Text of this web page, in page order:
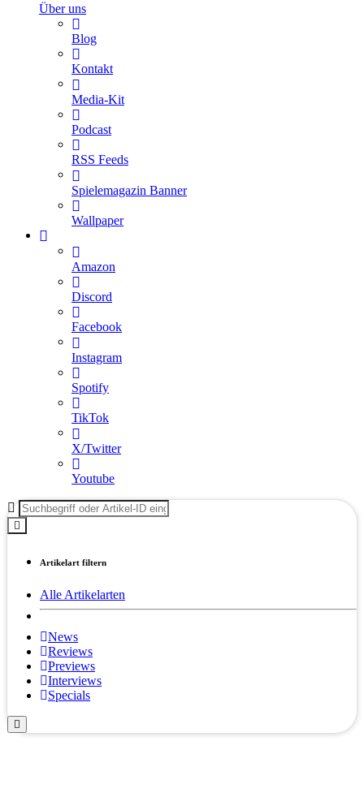
Über uns
Blog
Kontakt
Media-Kit
Podcast
RSS Feeds
Spielemagazin Banner
Wallpaper
Amazon
Discord
Facebook
Instagram
Spotify
TikTok
X/Twitter
Youtube
Artikelart filtern
Alle Artikelarten
News
Reviews
Previews
Interviews
Specials